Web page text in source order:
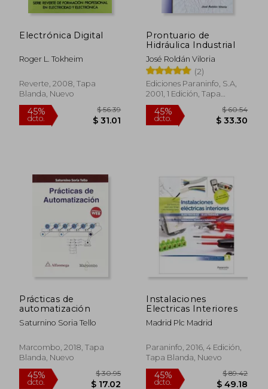
45%
dcto.
Electrónica Digital
Roger L. Tokheim
Reverte, 2008, Tapa
Blanda, Nuevo
45%
dcto. $ 31.01
Prontuario de
Hidráulica Industrial
José Roldán Viloria
(2)
Ediciones Paraninfo, S.A,
2001, 1 Edición, Tapa
Blanda, Nuevo
45%
dcto. $
Prácticas de
automatización
Saturnino Soria Tello
Marcombo, 2018, Tapa
Blanda, Nuevo
Instalaciones
Electricas Interiores
Madrid Plc Madrid
Paraninfo, 2016, 4 Edición,
Tapa Blanda, Nuevo